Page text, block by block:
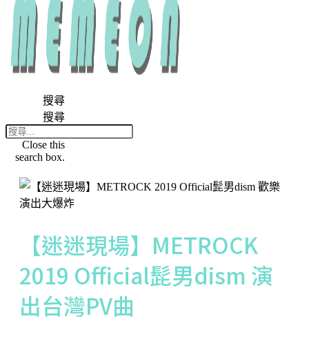
搜尋
搜尋
Close this
search box.
【迷迷現場】METROCK
2019 Official髭男dism 演
出台灣PV曲